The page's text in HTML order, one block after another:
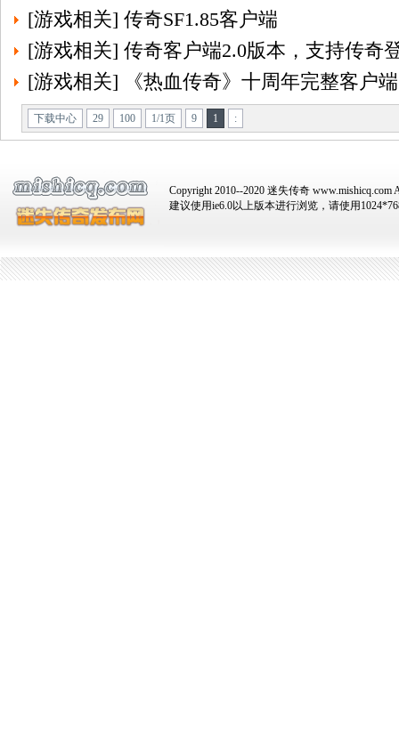
[游戏相关] 传奇SF1.85客户端
[游戏相关] 传奇客户端2.0版本，支持传奇
[游戏相关] 《热血传奇》十周年完整客户端
下载中心 29 100 1/1页 9 1 :
Copyright 2010--2020 迷失传奇 www.mishicq.com
建议使用ie6.0以上版本进行浏览，请使用